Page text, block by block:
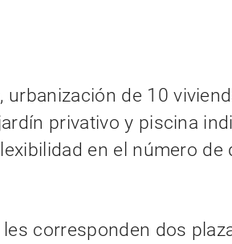
urbanización de 10
privativo y piscina
en el número de
corresponden dos